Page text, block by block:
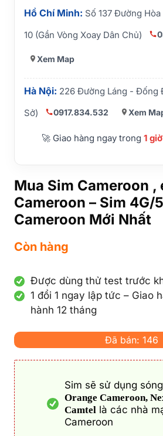
Hồ Chí Minh: Số 137 Đường Hòa
10 (Gần Vòng Xoay Dân Chủ)
Xem Map
Hà Nội: 226 Đường Láng - Đống
Sở)
0917.834.532 Xem
🚀 Giao hàng ngay trong 1 giờ
Mua Sim Cameroon ,
Cameroon – Sim 4G/
Cameroon Mới Nhất
Còn hàng
Được dùng thử test trước
1 đổi 1 ngay lập tức – Giao
hành 12 tháng
Đã bán: 146
Sim sẽ sử dụng sóng
Orange Cameroon,
Camtel là các nhà
Cameroon